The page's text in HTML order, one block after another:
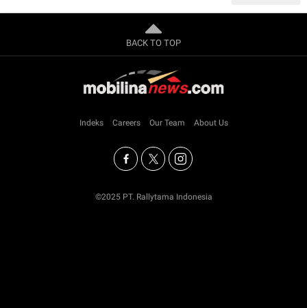
BACK TO TOP
Indeks Careers Our Team About Us
©2025 PT. Rallytama Indonesia